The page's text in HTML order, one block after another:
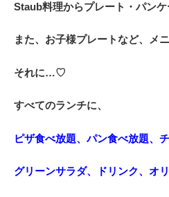
Staub料理からプレート・パン
また、お子様プレートなど、メ
それに…♡
すべてのランチに、
ピザ食べ放題、パン食べ放題、
グリーンサラダ、ドリンク、オ